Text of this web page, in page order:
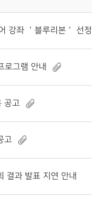
강좌 ＇블루리본＇ 선정
로그램 안내
공고
고
결과 발표 지연 안내